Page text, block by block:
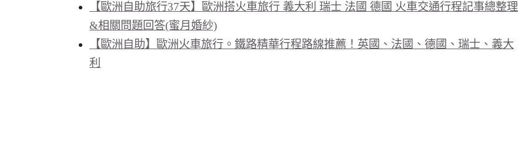
【歐洲自助旅行37天】歐洲搭火車旅行 義大利 瑞士 法國 德國 火車交通行程記事總整理
&相關問題回答(蜜月婚紗)
【歐洲自助】歐洲火車旅行。鐵路精華行程路線推薦！英國、法國、德國、瑞士、義大
利